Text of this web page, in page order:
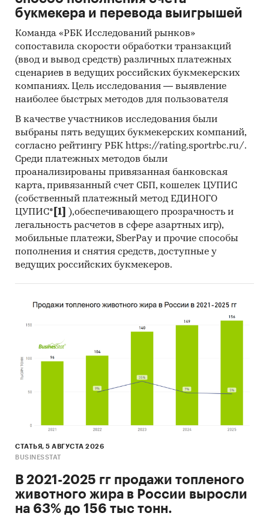
сушки)
изделия сухарные, гренки
изделия хлебобулочные диетические
изделия хлебобулочные из пшеничной
муки
изделия хлебобулочные из ржаной муки
изделия хлебобулочные из смеси ржаной и
пшеничной муки
пирожки, пироги и пончики
полуфабрикаты хлебобулочные
сдобные хлебобулочные изделия
хлебцы хрустящие
прочие хлебобулочные изделия
Отдельно представлена информация по
общепит
розничная торговля
Розничная торговля хлебом и
хлебобулочными изделиями
детализирована по типам торговли:
В обзоре приведена сегментация продаж
хлеба и хлебобулочных изделий в сетевой
рознице по видам:изделия бараночные
(бублики, баранки, сушки), изделия сухарные,
букмекера и перевода выигрышей
Команда «РБК Исследований рынков»
сопоставила скорости обработки транзакций
(ввод и вывод средств) различных платежных
сценариев в ведущих российских букмекерских
компаниях. Цель исследования — выявление
наиболее быстрых методов для пользователя
В качестве участников исследования были
выбраны пять ведущих букмекерских компаний,
согласно рейтингу РБК https://rating.sportrbc.ru/.
Среди платежных методов были
проанализированы привязанная банковская
карта, привязанный счет СБП, кошелек ЦУПИС
(собственный платежный метод ЕДИНОГО
ЦУПИС* [1]
),обеспечивающего прозрачность и
легальность расчетов в сфере азартных игр),
мобильные платежи, SberPay и прочие способы
пополнения и снятия средств, доступные у
ведущих российских букмекеров.
СТАТЬЯ, 5 АВГУСТА 2026
BUSINESSTAT
В 2021-2025 гг продажи топленого
животного жира в России выросли
на 63% до 156 тыс тонн.